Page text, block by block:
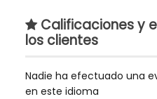
Calificaciones y
los clientes
Nadie ha efectuado una
en este idioma